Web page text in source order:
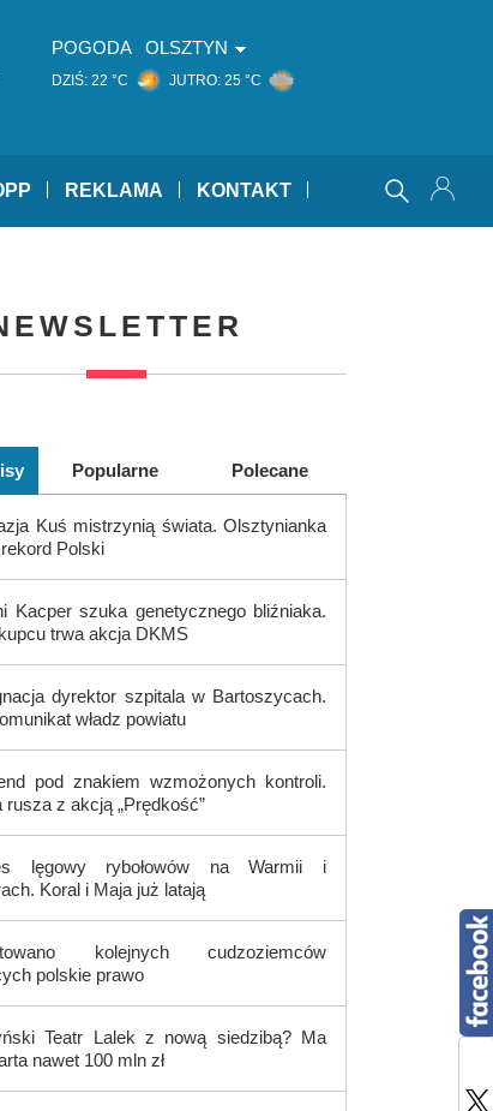
POGODA OLSZTYN
DZIŚ: 22 °C JUTRO: 25 °C
REKLAMA KONTAKT
Popularne Polecane
Kuś mistrzynią świata. Olsztynianka
rekord Polski
Kacper szuka genetycznego bliźniaka.
trwa akcja DKMS
dyrektor szpitala w Bartoszycach.
władz powiatu
pod znakiem wzmożonych kontroli.
rusza z akcją „Prędkość”
lęgowy rybołowów na Warmii i
Koral i Maja już latają
kolejnych cudzoziemców
polskie prawo
Teatr Lalek z nową siedzibą? Ma
nawet 100 mln zł